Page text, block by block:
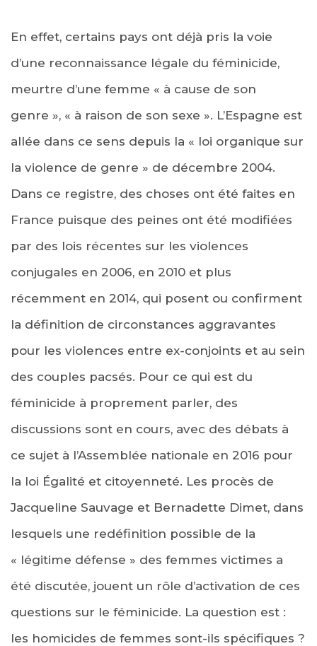
En effet, certains pays ont déjà pris la voie
d’une reconnaissance légale du féminicide,
meurtre d’une femme « à cause de son
genre », « à raison de son sexe ». L’Espagne est
allée dans ce sens depuis la « loi organique sur
la violence de genre » de décembre 2004.
Dans ce registre, des choses ont été faites en
France puisque des peines ont été modifiées
par des lois récentes sur les violences
conjugales en 2006, en 2010 et plus
récemment en 2014, qui posent ou confirment
la définition de circonstances aggravantes
pour les violences entre ex-conjoints et au sein
des couples pacsés. Pour ce qui est du
féminicide à proprement parler, des
discussions sont en cours, avec des débats à
ce sujet à l’Assemblée nationale en 2016 pour
la loi Égalité et citoyenneté. Les procès de
Jacqueline Sauvage et Bernadette Dimet, dans
lesquels une redéfinition possible de la
« légitime défense » des femmes victimes a
été discutée, jouent un rôle d’activation de ces
questions sur le féminicide. La question est :
les homicides de femmes sont-ils spécifiques ?